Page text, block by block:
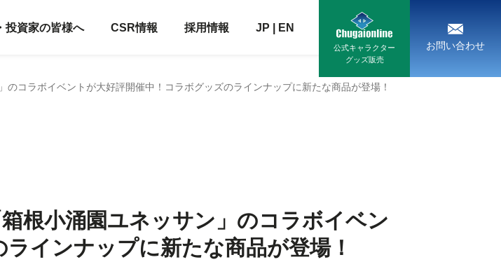
投資家の皆様へ CSR情報 採用情報 JP EN
公式キャラクター
グッズ販売
お問い合わせ
コラボイベントが大好評開催中！コラボグッズのラインナップに新たな商品が登場！
根小涌園ユネッサン」のコラボイベン
インナップに新たな商品が登場！